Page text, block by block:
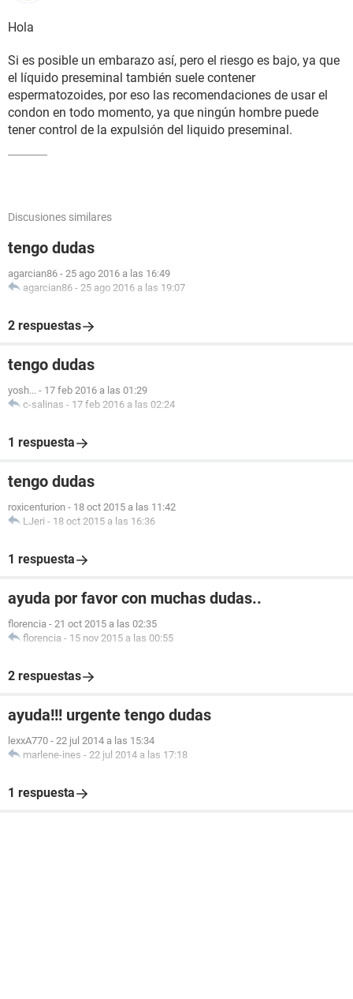
Hola
Si es posible un embarazo así, pero el riesgo es bajo, ya que
el líquido preseminal también suele contener
espermatozoides, por eso las recomendaciones de usar el
condon en todo momento, ya que ningún hombre puede
tener control de la expulsión del liquido preseminal.
Discusiones similares
tengo dudas
agarcian86 - 25 ago 2016 a las 16:49
agarcian86 - 25 ago 2016 a las 19:07
2 respuestas
tengo dudas
yosh... - 17 feb 2016 a las 01:29
c-salinas - 17 feb 2016 a las 02:24
1 respuesta
tengo dudas
roxicenturion - 18 oct 2015 a las 11:42
LJeri - 18 oct 2015 a las 16:36
1 respuesta
ayuda por favor con muchas dudas..
florencia - 21 oct 2015 a las 02:35
florencia - 15 nov 2015 a las 00:55
2 respuestas
ayuda!!! urgente tengo dudas
lexxA770 - 22 jul 2014 a las 15:34
marlene-ines - 22 jul 2014 a las 17:18
1 respuesta